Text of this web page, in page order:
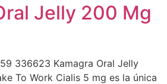
Jelly 200 Mg
336623 Kamagra Oral Jelly
To Work Cialis 5 mg es la única